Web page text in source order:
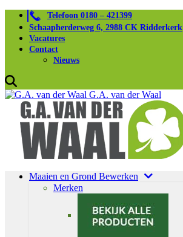
Telefoon 0180 – 421399
Schaapherderweg 6, 2988 CK Ridderkerk
Vacatures
Contact
Nieuws
G.A. van der Waal
Maaien en Grond Bewerken
Merken